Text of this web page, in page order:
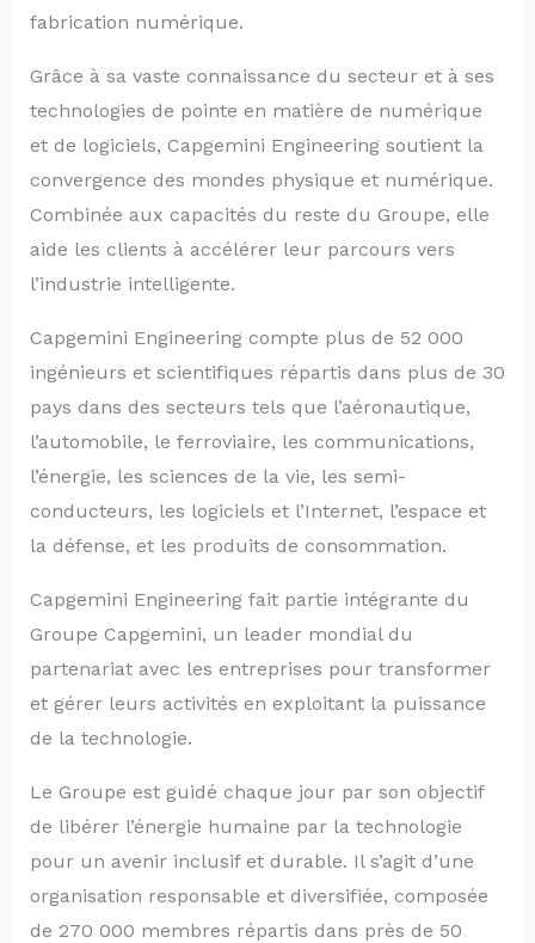
fabrication numérique.
Grâce à sa vaste connaissance du secteur et à ses
technologies de pointe en matière de numérique
et de logiciels, Capgemini Engineering soutient la
convergence des mondes physique et numérique.
Combinée aux capacités du reste du Groupe, elle
aide les clients à accélérer leur parcours vers
l’industrie intelligente.
Capgemini Engineering compte plus de 52 000
ingénieurs et scientifiques répartis dans plus de 30
pays dans des secteurs tels que l’aéronautique,
l’automobile, le ferroviaire, les communications,
l’énergie, les sciences de la vie, les semi-
conducteurs, les logiciels et l’Internet, l’espace et
la défense, et les produits de consommation.
Capgemini Engineering fait partie intégrante du
Groupe Capgemini, un leader mondial du
partenariat avec les entreprises pour transformer
et gérer leurs activités en exploitant la puissance
de la technologie.
Le Groupe est guidé chaque jour par son objectif
de libérer l’énergie humaine par la technologie
pour un avenir inclusif et durable. Il s’agit d’une
organisation responsable et diversifiée, composée
de 270 000 membres répartis dans près de 50